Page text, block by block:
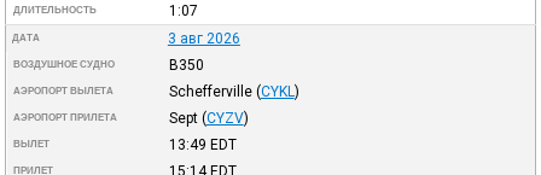
ДЛИТЕЛЬНОСТЬ 1:07
ДАТА 3 авг 2026
ВОЗДУШНОЕ СУДНО B350
АЭРОПОРТ ВЫЛЕТА Schefferville (CYKL )
АЭРОПОРТ ПРИЛЕТА Sept (CYZV)
ВЫЛЕТ 13:49 EDT
ПРИЛЕТ 15:14EDT